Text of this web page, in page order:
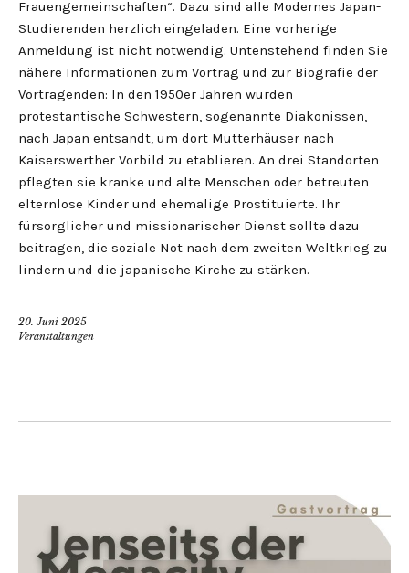
Frauengemeinschaften“. Dazu sind alle Modernes Japan-
Studierenden herzlich eingeladen. Eine vorherige
Anmeldung ist nicht notwendig. Untenstehend finden Sie
nähere Informationen zum Vortrag und zur Biografie der
Vortragenden: In den 1950er Jahren wurden
protestantische Schwestern, sogenannte Diakonissen,
nach Japan entsandt, um dort Mutterhäuser nach
Kaiserswerther Vorbild zu etablieren. An drei Standorten
pflegten sie kranke und alte Menschen oder betreuten
elternlose Kinder und ehemalige Prostituierte. Ihr
fürsorglicher und missionarischer Dienst sollte dazu
beitragen, die soziale Not nach dem zweiten Weltkrieg zu
lindern und die japanische Kirche zu stärken.
20. Juni 2025
Veranstaltungen